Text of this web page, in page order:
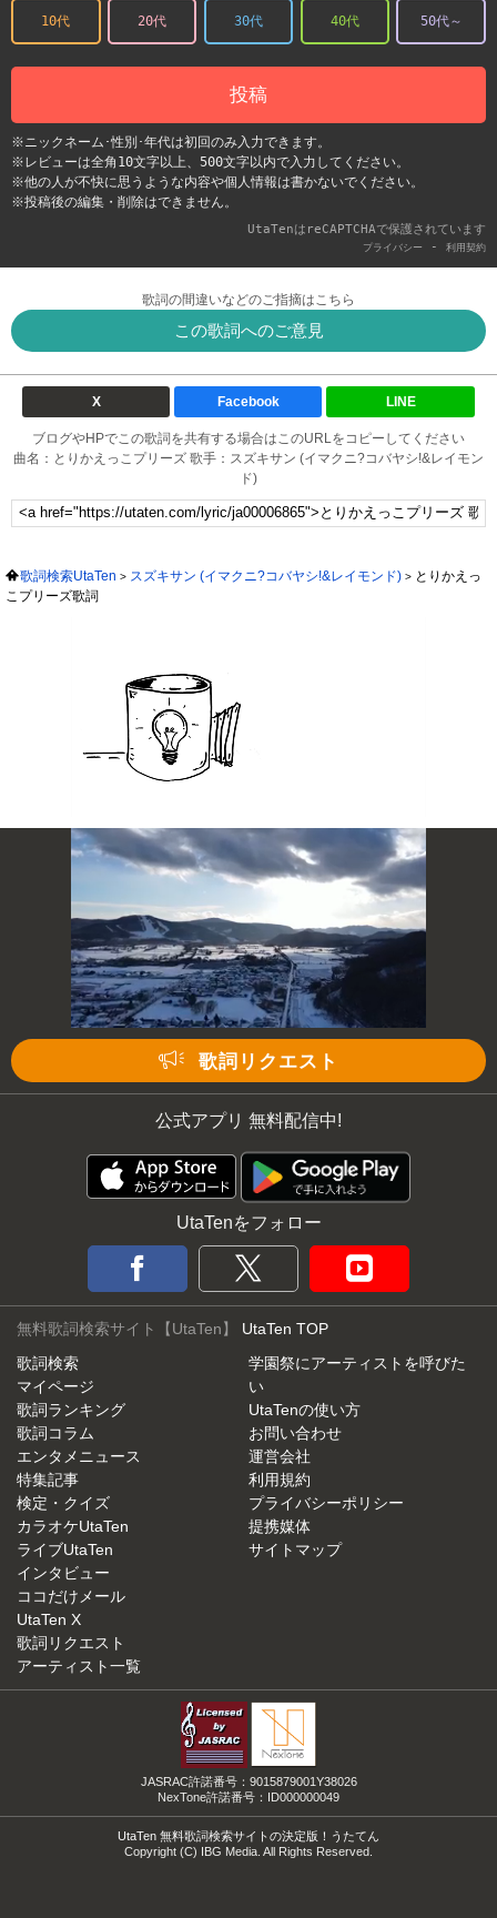
10代 20代 30代 40代 50代～
投稿
※ニックネーム･性別･年代は初回のみ入力できます。
※レビューは全角10文字以上、500文字以内で入力してください。
※他の人が不快に思うような内容や個人情報は書かないでください。
※投稿後の編集・削除はできません。
UtaTenはreCAPTCHAで保護されています
プライバシー - 利用契約
歌詞の間違いなどのご指摘はこちら
この歌詞へのご意見
X Facebook LINE
ブログやHPでこの歌詞を共有する場合はこのURLをコピーしてください
曲名：とりかえっこプリーズ 歌手：スズキサン (イマクニ?コバヤシ!&レイモン
ド)
歌詞検索UtaTen スズキサン (イマクニ?コバヤシ!&レイモンド)
とりかえっ
こプリーズ歌詞
歌詞リクエスト
公式アプリ 無料配信中!
UtaTenをフォロー
無料歌詞検索サイト【UtaTen】 UtaTen TOP
歌詞検索
マイページ
歌詞ランキング
歌詞コラム
エンタメニュース
特集記事
検定・クイズ
カラオケUtaTen
ライブUtaTen
インタビュー
ココだけメール
UtaTen X
歌詞リクエスト
アーティスト一覧
学園祭にアーティストを呼びた
い
UtaTenの使い方
お問い合わせ
運営会社
利用規約
プライバシーポリシー
提携媒体
サイトマップ
JASRAC許諾番号：9015879001Y38026
NexTone許諾番号：ID000000049
UtaTen 無料歌詞検索サイトの決定版！うたてん
Copyright (C) IBG Media. All Rights Reserved.